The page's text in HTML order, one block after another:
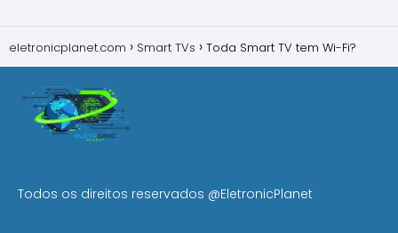
eletronicplanet.com Smart TVs Toda Smart TV tem Wi-Fi?
Todos os direitos reservados @EletronicPlanet